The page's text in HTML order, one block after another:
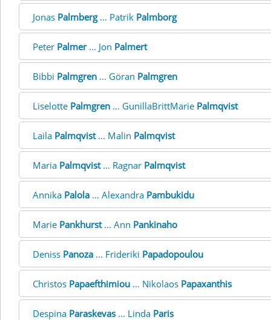
Jonas Palmberg... Patrik Palmborg
Peter Palmer... Jon Palmert
Bibbi Palmgren ... Göran Palmgren
Liselotte Palmgren ... GunillaBrittMarie Palmqvist
Laila Palmqvist... Malin Palmqvist
Maria Palmqvist... Ragnar Palmqvist
Annika Palola ... Alexandra Pambukidu
Marie Pankhurst... Ann Pankinaho
Deniss Panoza ... Frideriki Papadopoulou
Christos Papaefthimiou ... Nikolaos Papaxanthis
Despina Paraskevas ... Linda Paris